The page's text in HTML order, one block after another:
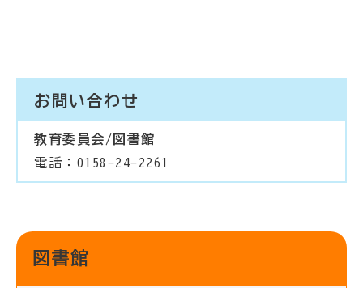
お問い合わせ
教育委員会/図書館
電話：0158-24-2261
図書館